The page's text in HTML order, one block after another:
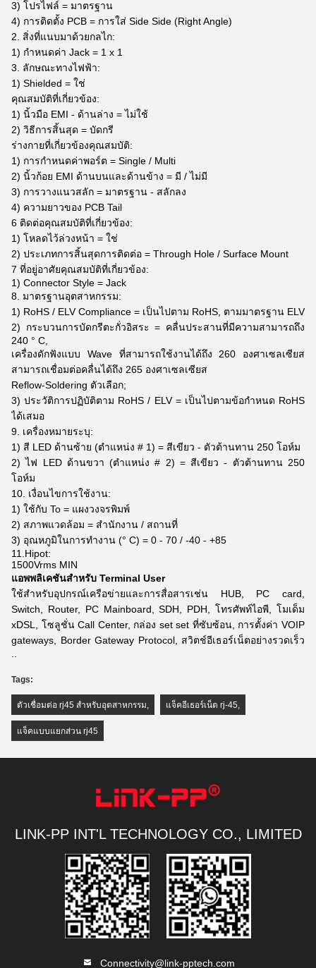
3) โปรไฟล์ = มาตรฐาน
4) การติดตั้ง PCB = การใส่ Side Side (Right Angle)
2. สิ่งที่แนบมาด้วยกลไก:
1) กำหนดค่า Jack = 1 x 1
3. ลักษณะทางไฟฟ้า:
1) Shielded = ใช่
คุณสมบัติที่เกี่ยวข้อง:
1) นิ้วมือ EMI - ด้านล่าง = ไม่ใช้
2) วิธีการสิ้นสุด = บัดกรี
ร่างกายที่เกี่ยวข้องคุณสมบัติ:
1) การกำหนดค่าพอร์ต = Single / Multi
2) นิ้วก้อย EMI ด้านบนและด้านข้าง = มี / ไม่มี
3) การวางแนวสลัก = มาตรฐาน - สลักลง
4) ความยาวของ PCB Tail
6 ติดต่อคุณสมบัติที่เกี่ยวข้อง:
1) โหลดไว้ล่วงหน้า = ใช่
2) ประเภทการสิ้นสุดการติดต่อ = Through Hole / Surface Mount
7 ที่อยู่อาศัยคุณสมบัติที่เกี่ยวข้อง:
1) Connector Style = Jack
8. มาตรฐานอุตสาหกรรม:
1) RoHS / ELV Compliance = เป็นไปตาม RoHS, ตามมาตรฐาน ELV
2) กระบวนการบัดกรีตะกั่วอิสระ = คลื่นประสานที่มีความสามารถถึง
240 ° C,
เครื่องดักฟังแบบ Wave ที่สามารถใช้งานได้ถึง 260 องศาเซลเซียส
สามารถเชื่อมต่อคลื่นได้ถึง 265 องศาเซลเซียส
Reflow-Soldering ตัวเลือก;
3) ประวัติการปฏิบัติตาม RoHS / ELV = เป็นไปตามข้อกำหนด RoHS
ได้เสมอ
9. เครื่องหมายระบุ:
1) สี LED ด้านซ้าย (ตำแหน่ง # 1) = สีเขียว - ตัวต้านทาน 250 โอห์ม
2) ไฟ LED ด้านขวา (ตำแหน่ง # 2) = สีเขียว - ตัวต้านทาน 250
โอห์ม
10. เงื่อนไขการใช้งาน:
1) ใช้กับ To = แผงวงจรพิมพ์
2) สภาพแวดล้อม = สำนักงาน / สถานที่
3) อุณหภูมิในการทำงาน (° C) = 0 - 70 / -40 - +85
11.Hipot:
1500Vrms MIN
แอพพลิเคชันสำหรับ Terminal User
ใช้สำหรับอุปกรณ์เครือข่ายและการสื่อสารเช่น HUB, PC card,
Switch, Router, PC Mainboard, SDH, PDH, โทรศัพท์ไอพี, โมเด็ม
xDSL,
โซลูชั่น Call Center, กล่อง set set ที่ซับซ้อน, การตั้งค่า VOIP
gateways, Border Gateway Protocol, สวิตช์อีเธอร์เน็ตอย่างรวดเร็ว
Tags:
ตัวเชื่อมต่อ rj45 สำหรับอุตสาหกรรม, แจ็คอีเธอร์เน็ต rj-45,
แจ็คแบบแยกส่วน rj45
LINK-PP INT'L TECHNOLOGY CO., LIMITED
Connectivity@link-pptech.com